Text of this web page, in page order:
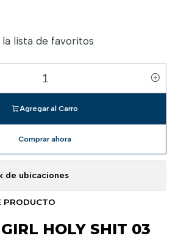
lista de favoritos
Agregar al Carro
Comprar ahora
de ubicaciones
PRODUCTO
HOLY SHIT 03